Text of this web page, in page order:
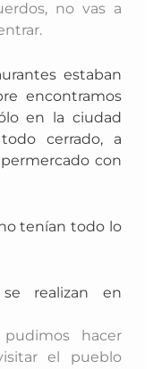
no vas a
estaban
encontramos
en la ciudad
cerrado, a
con
tenían todo lo
realizan en
hacer
el pueblo